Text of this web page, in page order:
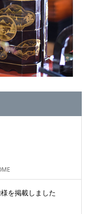
を掲載しました